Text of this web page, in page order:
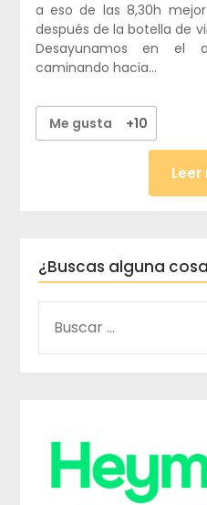
a eso de las 8,30h
después de la botella de
Desayunamos en el
caminando hacia…
Me gusta +10
¿Buscas alguna